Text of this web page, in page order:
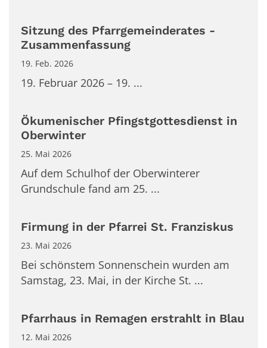
Sitzung des Pfarrgemeinderates -
Zusammenfassung
19. Feb. 2026
19. Februar 2026 – 19. ...
Ökumenischer Pfingstgottesdienst in
Oberwinter
25. Mai 2026
Auf dem Schulhof der Oberwinterer
Grundschule fand am 25. ...
Firmung in der Pfarrei St. Franziskus
23. Mai 2026
Bei schönstem Sonnenschein wurden am
Samstag, 23. Mai, in der Kirche St. ...
Pfarrhaus in Remagen erstrahlt in Blau
12. Mai 2026